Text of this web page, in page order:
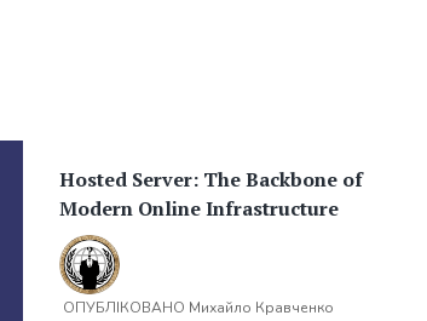
Hosted Server: The Backbone of
Modern Online Infrastructure
ОПУБЛІКОВАНО Михайло Кравченко